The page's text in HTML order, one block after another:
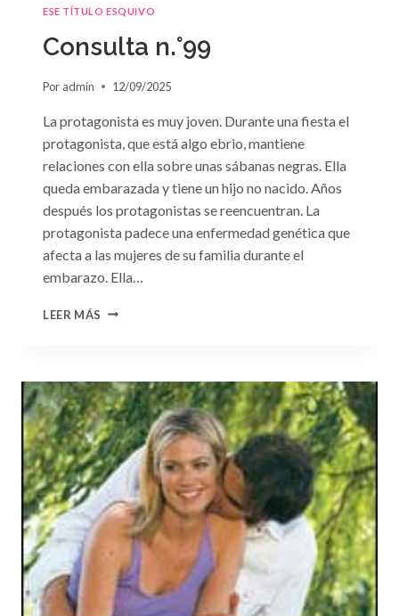
DE
EMMA
DARCY
ESE TÍTULO ESQUIVO
Consulta n.°99
Por admin 12/09/2025
La protagonista es muy joven. Durante una fiesta el
protagonista, que está algo ebrio, mantiene
relaciones con ella sobre unas sábanas negras. Ella
queda embarazada y tiene un hijo no nacido. Años
después los protagonistas se reencuentran. La
protagonista padece una enfermedad genética que
afecta a las mujeres de su familia durante el
embarazo. Ella…
LEER MÁS CONSULTA